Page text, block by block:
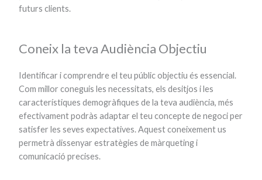
futurs clients.
Coneix la teva Audiència Objectiu
Identificar i comprendre el teu públic objectiu és essencial.
Com millor coneguis les necessitats, els desitjos i les
característiques demogràfiques de la teva audiència, més
efectivament podràs adaptar el teu concepte de negoci per
satisfer les seves expectatives. Aquest coneixement us
permetrà dissenyar estratègies de màrqueting i
comunicació precises.